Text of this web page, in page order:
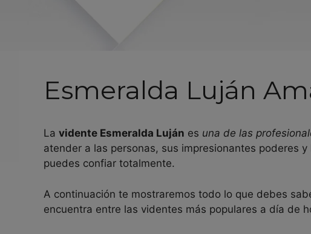
Esmeralda Luján
La vidente Esmeralda Luján es una de las
atender a las personas, sus impresionantes poderes
puedes confiar totalmente.
A continuación te mostraremos todo lo que debes
encuentra entre las videntes más populares a día de